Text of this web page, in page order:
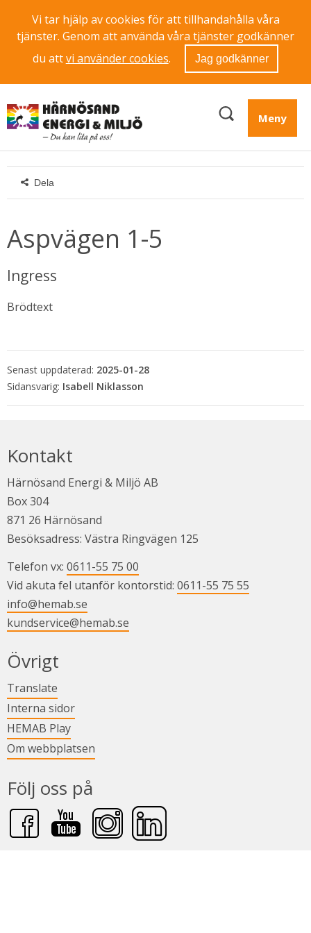
Vi tar hjälp av cookies för att tillhandahålla våra
tjänster. Genom att använda våra tjänster godkänner
du attvi använder cookies. Jag godkänner
Meny
Dela
Aspvägen 1-5
Ingress
Brödtext
Senast uppdaterad: 2025-01-28
Isabell Niklasson
Kontakt
Härnösand Energi & Miljö AB
Box 304
871 26 Härnösand
Besöksadress: Västra Ringvägen 125
Telefon vx: 0611-55 75 00
Vid akuta fel utanför kontorstid: 0611-55 75 55
info@hemab.se
kundservice@hemab.se
Övrigt
Translate
Interna sidorLänk till annan webbplats.
HEMAB PlayLänk till annan webbplats.
Om webbplatsen
Följ oss på